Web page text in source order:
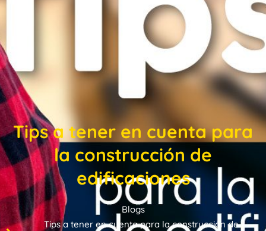
Tips a tener en cuenta para
la construcción de
edificaciones
Blogs
Tips a tener en cuenta para la construcción de